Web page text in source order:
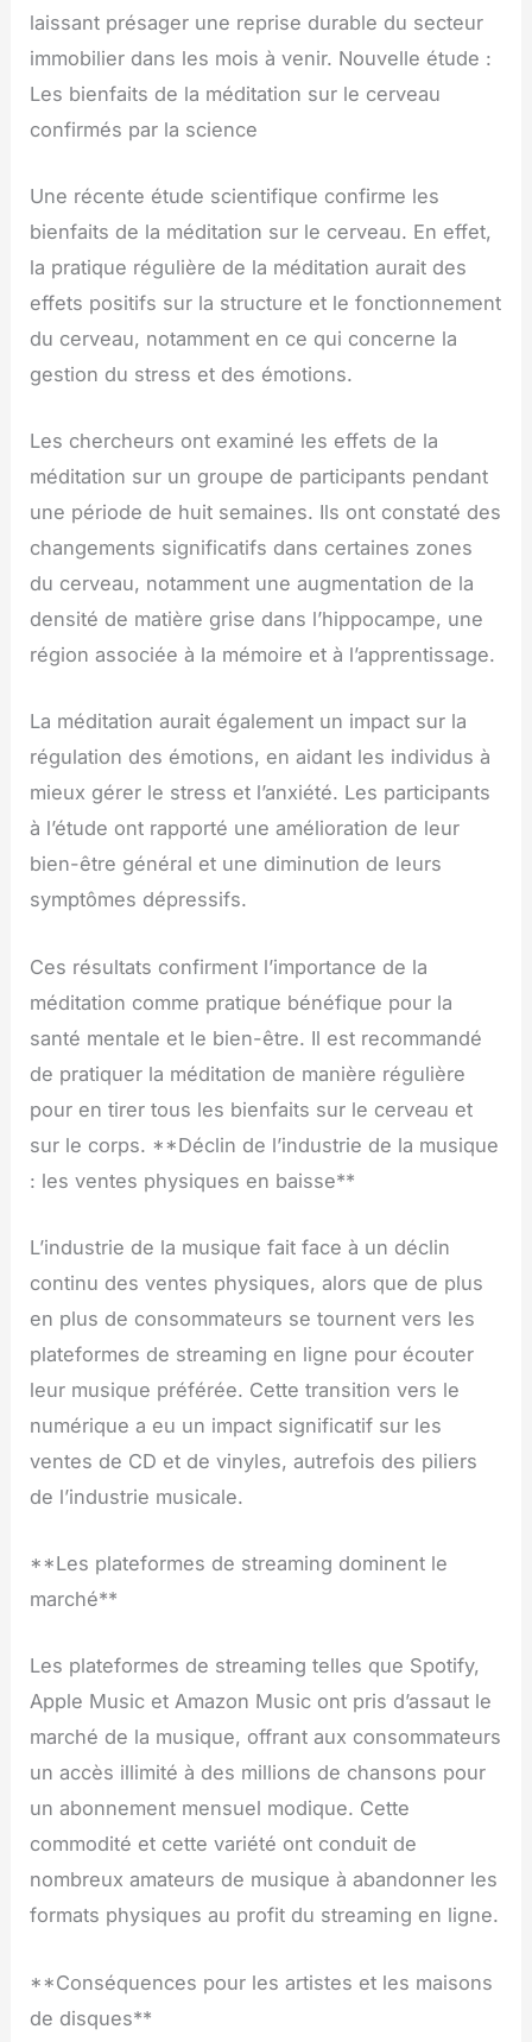
laissant présager une reprise durable du secteur
immobilier dans les mois à venir. Nouvelle étude :
Les bienfaits de la méditation sur le cerveau
confirmés par la science
Une récente étude scientifique confirme les
bienfaits de la méditation sur le cerveau. En effet,
la pratique régulière de la méditation aurait des
effets positifs sur la structure et le fonctionnement
du cerveau, notamment en ce qui concerne la
gestion du stress et des émotions.
Les chercheurs ont examiné les effets de la
méditation sur un groupe de participants pendant
une période de huit semaines. Ils ont constaté des
changements significatifs dans certaines zones
du cerveau, notamment une augmentation de la
densité de matière grise dans l’hippocampe, une
région associée à la mémoire et à l’apprentissage.
La méditation aurait également un impact sur la
régulation des émotions, en aidant les individus à
mieux gérer le stress et l’anxiété. Les participants
à l’étude ont rapporté une amélioration de leur
bien-être général et une diminution de leurs
symptômes dépressifs.
Ces résultats confirment l’importance de la
méditation comme pratique bénéfique pour la
santé mentale et le bien-être. Il est recommandé
de pratiquer la méditation de manière régulière
pour en tirer tous les bienfaits sur le cerveau et
sur le corps. **Déclin de l’industrie de la musique
: les ventes physiques en baisse**
L’industrie de la musique fait face à un déclin
continu des ventes physiques, alors que de plus
en plus de consommateurs se tournent vers les
plateformes de streaming en ligne pour écouter
leur musique préférée. Cette transition vers le
numérique a eu un impact significatif sur les
ventes de CD et de vinyles, autrefois des piliers
de l’industrie musicale.
**Les plateformes de streaming dominent le
marché**
Les plateformes de streaming telles que Spotify,
Apple Music et Amazon Music ont pris d’assaut le
marché de la musique, offrant aux consommateurs
un accès illimité à des millions de chansons pour
un abonnement mensuel modique. Cette
commodité et cette variété ont conduit de
nombreux amateurs de musique à abandonner les
formats physiques au profit du streaming en ligne.
**Conséquences pour les artistes et les maisons
de disques**